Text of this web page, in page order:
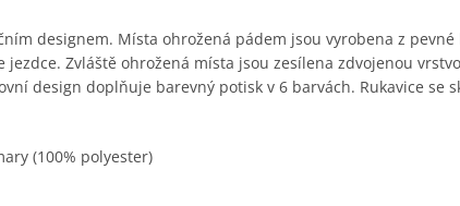
designem. Místa ohrožená pádem jsou vyrobena z
Zvláště ohrožená místa jsou zesílena zdvojenou
design doplňuje barevný potisk v 6 barvách. Rukavice se
(100% polyester)